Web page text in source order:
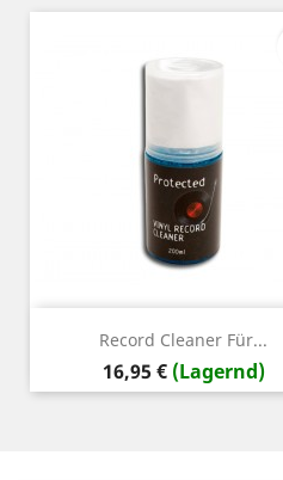
Record Cleaner Für...
Preis
16,95 € (Lagernd)